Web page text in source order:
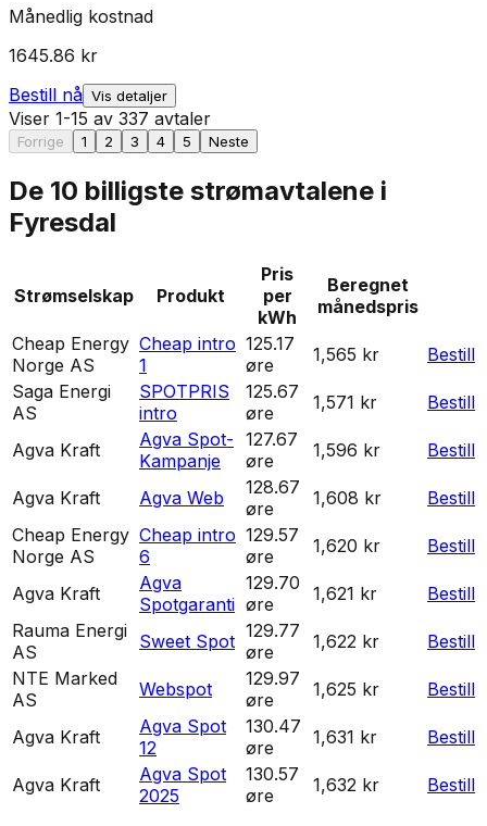
Månedlig kostnad
1645.86 kr
Bestill nå Vis detaljer
Viser 1-15 av 337 avtaler
Forrige 1 2 3 4 5 Neste
De 10 billigste strømavtalene i
Fyresdal
Strømselskap Produkt
Pris
per
kWh
Beregnet
månedspris
Cheap Energy
Norge AS
Cheap intro
1
125.17
øre
1,565 kr
Bestill
Saga Energi
AS
SPOTPRIS
intro
125.67
øre
1,571 kr Bestill
Agva Kraft
Agva Spot-
Kampanje
127.67
øre
1,596 kr Bestill
Agva Kraft Agva Web
128.67
øre
1,608 kr
Bestill
Cheap Energy
Norge AS
Cheap intro
6
129.57
øre
1,620 kr Bestill
Agva Kraft
Agva
Spotgaranti
129.70
øre
1,621 kr
Bestill
Rauma Energi
AS
Sweet Spot 129.77
øre
1,622 kr
Bestill
NTE Marked
AS
Webspot
129.97
øre
1,625 kr Bestill
Agva Kraft
Agva Spot
12
130.47
øre
1,631 kr Bestill
Agva Kraft
Agva Spot
2025
130.57
øre
1,632 kr Bestill